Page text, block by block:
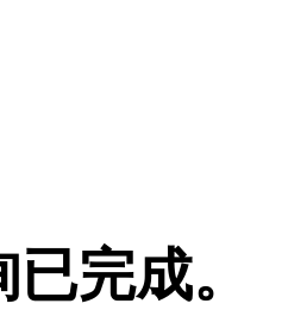
完成。